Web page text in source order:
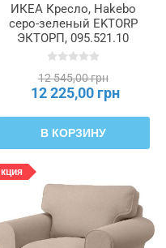
ИКЕА Кресло, Hakebo
серо-зеленый EKTORP
ЭКТОРП, 095.521.10
12 545,00 грн
12 225,00 грн
В КОРЗИНУ